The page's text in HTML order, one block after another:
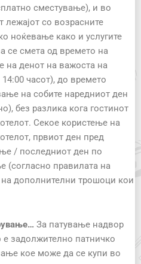
сместување), и во
лежајот со возрасните
ноќевање како и услугите
се смета од времето на
на денот на важоста на
часот), до времето
на собите наредниот ден
без разлика кога гостинот
Секое користење на
првиот ден пред
/ последниот ден по
(согласно правилата на
дополнителни трошоци кои
За патување надвор
задолжително патничко
кое може да се купи во